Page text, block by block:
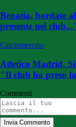
Benatia, bordate
presente nel
Calciomercato
Atletico Madrid,
"Il club ha preso
Commenti
Invia Commento